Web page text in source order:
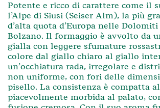
Potente e ricco di carattere come il
l’Alpe di Siusi (Seiser Alm), la più
d’alta quota d’Europa nelle
Bolzano. Il formaggio è avvolto da
gialla con leggere sfumature
colore dal giallo chiaro al giallo
un’occhiatura rada, irregolare e
non uniforme, con fori delle
pisello. La consistenza è compatta
piacevolmente morbida al palato,